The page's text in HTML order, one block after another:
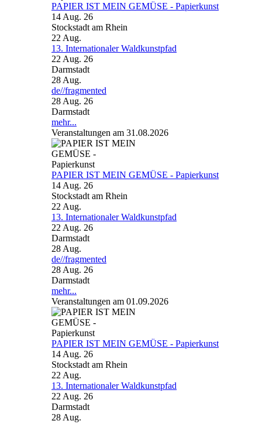
PAPIER IST MEIN GEMÜSE - Papierkunst
14 Aug. 26
Stockstadt am Rhein
22 Aug.
13. Internationaler Waldkunstpfad
22 Aug. 26
Darmstadt
28 Aug.
de//fragmented
28 Aug. 26
Darmstadt
mehr...
Veranstaltungen am 31.08.2026
PAPIER IST MEIN GEMÜSE - Papierkunst
14 Aug. 26
Stockstadt am Rhein
22 Aug.
13. Internationaler Waldkunstpfad
22 Aug. 26
Darmstadt
28 Aug.
de//fragmented
28 Aug. 26
Darmstadt
mehr...
Veranstaltungen am 01.09.2026
PAPIER IST MEIN GEMÜSE - Papierkunst
14 Aug. 26
Stockstadt am Rhein
22 Aug.
13. Internationaler Waldkunstpfad
22 Aug. 26
Darmstadt
28 Aug.